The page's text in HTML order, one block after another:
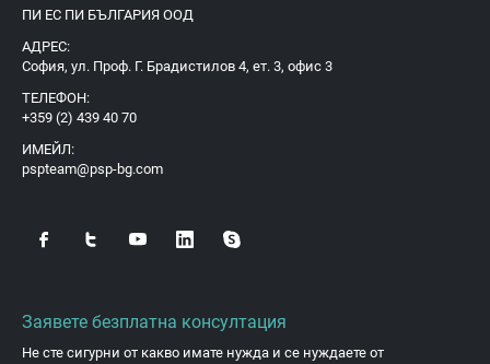
ПИ ЕС ПИ БЪЛГАРИЯ ООД
АДРЕС:
София, ул. Проф. Г. Брадистилов 4, ет. 3, офис 3
ТЕЛЕФОН:
+359 (2) 439 40 70
ИМЕЙЛ:
pspteam@psp-bg.com
Заявете безплатна консултация
Не сте сигурни от какво имате нужда и се нуждаете от